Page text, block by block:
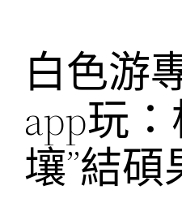
白色游
app玩
壤”結碩